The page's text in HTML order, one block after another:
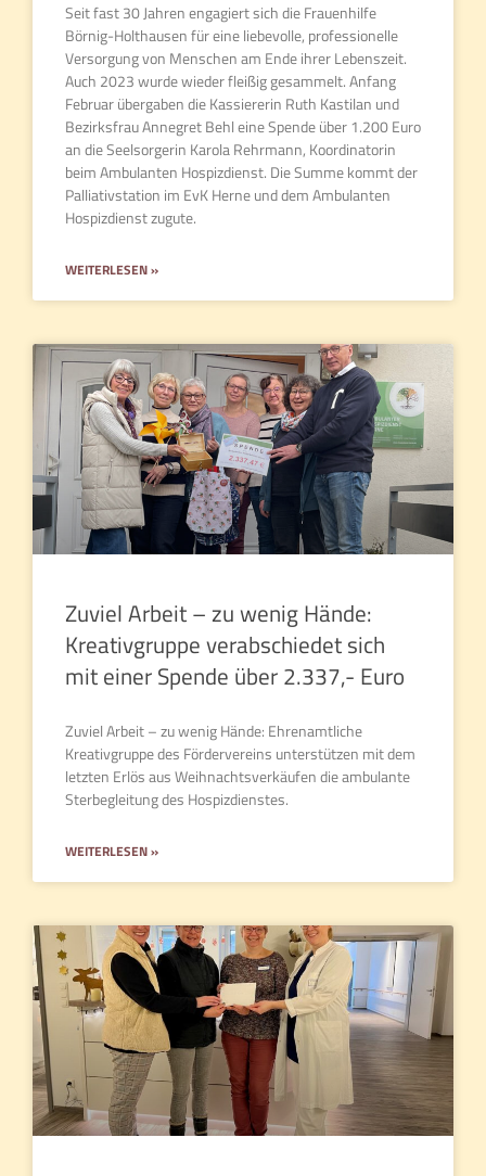
Seit fast 30 Jahren engagiert sich die Frauenhilfe
Börnig-Holthausen für eine liebevolle, professionelle
Versorgung von Menschen am Ende ihrer Lebenszeit.
Auch 2023 wurde wieder fleißig gesammelt. Anfang
Februar übergaben die Kassiererin Ruth Kastilan und
Bezirksfrau Annegret Behl eine Spende über 1.200 Euro
an die Seelsorgerin Karola Rehrmann, Koordinatorin
beim Ambulanten Hospizdienst. Die Summe kommt der
Palliativstation im EvK Herne und dem Ambulanten
Hospizdienst zugute.
WEITERLESEN »
Zuviel Arbeit – zu wenig Hände:
Kreativgruppe verabschiedet sich
mit einer Spende über 2.337,- Euro
Zuviel Arbeit – zu wenig Hände: Ehrenamtliche
Kreativgruppe des Fördervereins unterstützen mit dem
letzten Erlös aus Weihnachtsverkäufen die ambulante
Sterbegleitung des Hospizdienstes.
WEITERLESEN »